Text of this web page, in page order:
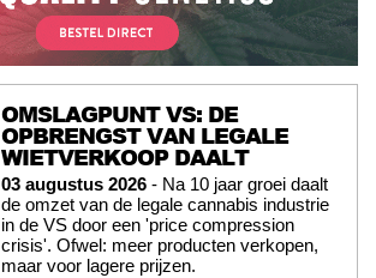
OMSLAGPUNT VS: DE
OPBRENGST VAN LEGALE
WIETVERKOOP DAALT
03 augustus 2026 - Na 10 jaar groei daalt
de omzet van de legale cannabis industrie
in de VS door een 'price compression
crisis'. Ofwel: meer producten verkopen,
maar voor lagere prijzen.